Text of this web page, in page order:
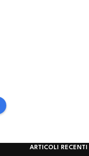
ARTICOLI RECENTI